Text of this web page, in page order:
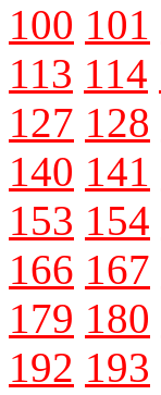
100 101
113 114
127 128
140 141
153 154
166 167
179 180
192 193